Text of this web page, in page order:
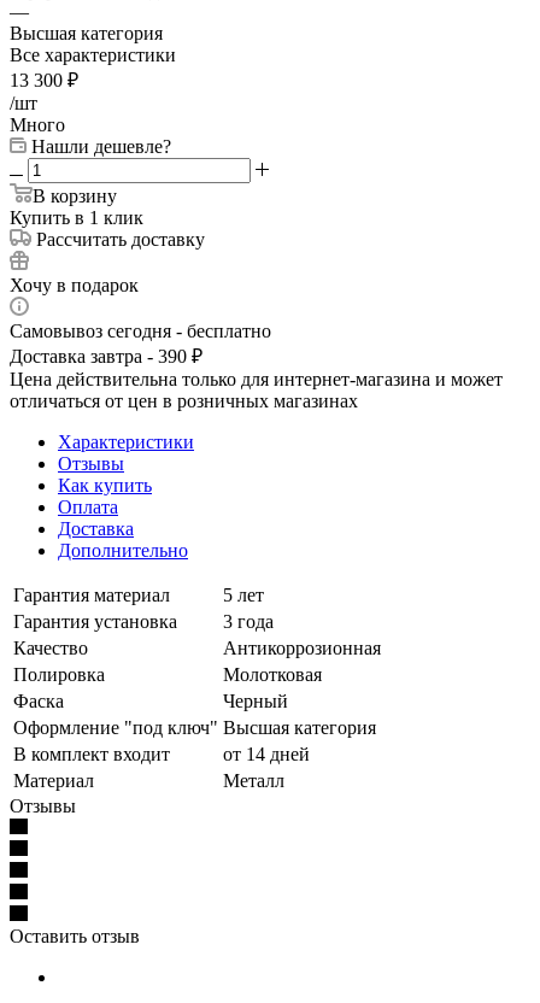
—
Высшая категория
Все характеристики
13 300 ₽
/шт
Много
Нашли дешевле?
В корзину
Купить в 1 клик
Рассчитать доставку
Хочу в подарок
Самовывоз сегодня - бесплатно
Доставка завтра - 390 ₽
Цена действительна только для интернет-магазина и может
отличаться от цен в розничных магазинах
Характеристики
Отзывы
Как купить
Оплата
Доставка
Дополнительно
Гарантия материал
5 лет
Гарантия установка
3 года
Качество
Антикоррозионная
Полировка
Молотковая
Фаска
Черный
Оформление "под ключ" Высшая категория
В комплект входит
от 14 дней
Материал
Металл
Отзывы
Оставить отзыв